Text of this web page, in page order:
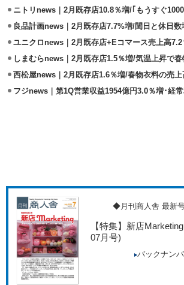
良品計画news｜2月既存店7.7%増/閏日と休日数
しまむらnews｜2月既存店1.5％増/気温上昇で
西松屋news｜2月既存店1.6％増/春物衣料の売上
フジnews｜第1Q営業収益1954億円3.0％増･経
◆月刊商人舎 最新
【特集】新店Marketing
07月号)
バックナン